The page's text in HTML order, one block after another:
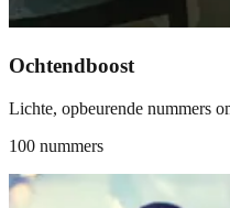
Ochtendboost
Lichte, opbeurende nummers
100 nummers